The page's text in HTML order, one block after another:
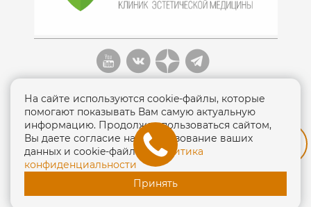
Политика конфиденциальности
ЛО-77-01-013138 от 15 сентября 2016г.
На сайте используются cookie-файлы, которые
помогают показывать Вам самую актуальную
информацию. Продолжая пользоваться сайтом,
Вы даете согласие на использование ваших
данных и cookie-файлов.Политика
конфиденциальности
Принять